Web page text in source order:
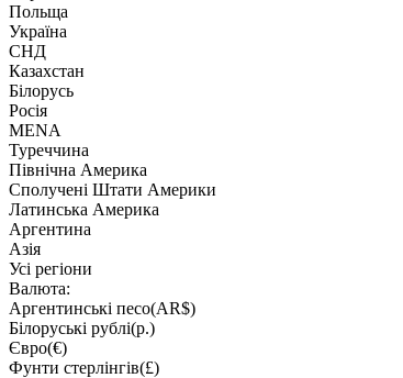
Польща
Україна
СНД
Казахстан
Білорусь
Росія
MENA
Туреччина
Північна Америка
Сполучені Штати Америки
Латинська Америка
Аргентина
Азія
Усі регіони
Валюта:
Аргентинські песо(AR$)
Білоруські рублі(р.)
Євро(€)
Фунти стерлінгів(£)